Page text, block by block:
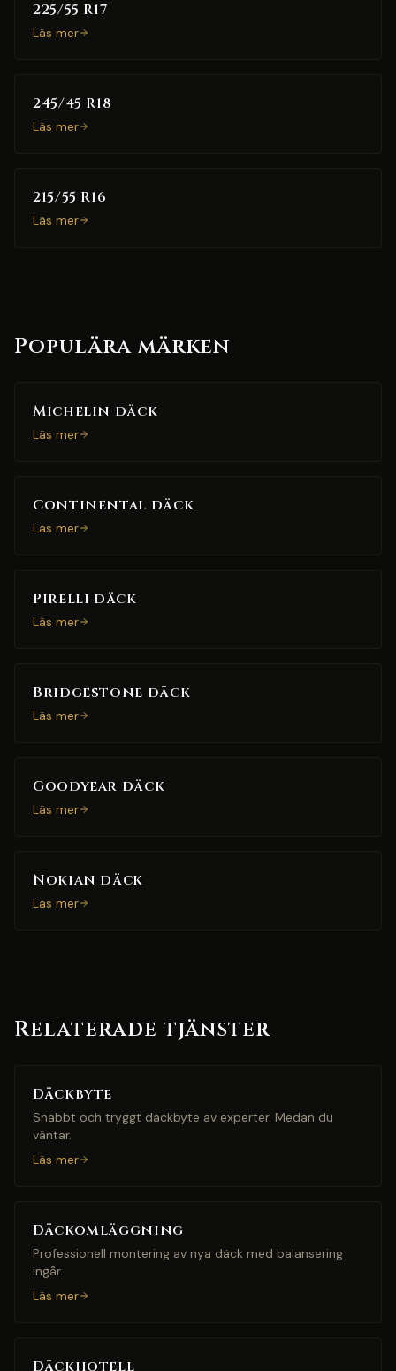
225/55 R17
Läs mer
245/45 R18
Läs mer
215/55 R16
Läs mer
Populära märken
Michelin däck
Läs mer
Continental däck
Läs mer
Pirelli däck
Läs mer
Bridgestone däck
Läs mer
Goodyear däck
Läs mer
Nokian däck
Läs mer
Relaterade tjänster
Däckbyte
Snabbt och tryggt däckbyte av experter. Medan du
väntar.
Läs mer
Däckomläggning
Professionell montering av nya däck med balansering
ingår.
Läs mer
Däckhotell